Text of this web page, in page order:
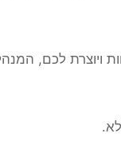
ויוצרת לכם,